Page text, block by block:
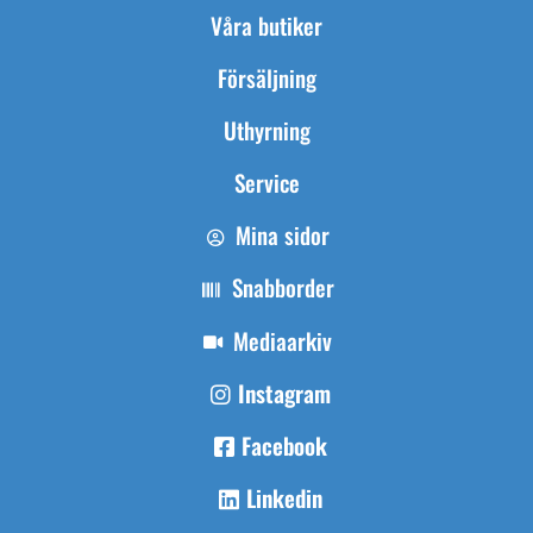
Våra butiker
Försäljning
Uthyrning
Service
Mina sidor
Snabborder
Mediaarkiv
Instagram
Facebook
Linkedin